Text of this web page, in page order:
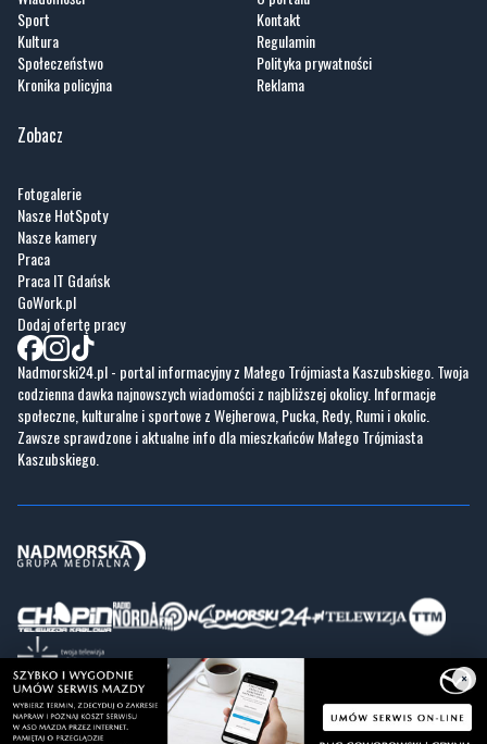
Sport
Kultura
Społeczeństwo
Kronika policyjna
Kontakt
Regulamin
Polityka prywatności
Reklama
Zobacz
Fotogalerie
Nasze HotSpoty
Nasze kamery
Praca
Praca IT Gdańsk
GoWork.pl
Dodaj ofertę pracy
Nadmorski24.pl - portal informacyjny z Małego Trójmiasta Kaszubskiego. Twoja
codzienna dawka najnowszych wiadomości z najbliższej okolicy. Informacje
społeczne, kulturalne i sportowe z Wejherowa, Pucka, Redy, Rumi i okolic.
Zawsze sprawdzone i aktualne info dla mieszkańców Małego Trójmiasta
Kaszubskiego.
Copyrights © Nadmorski24.pl 2026 r.
Projekt i wykonaniePixlab.pl
×